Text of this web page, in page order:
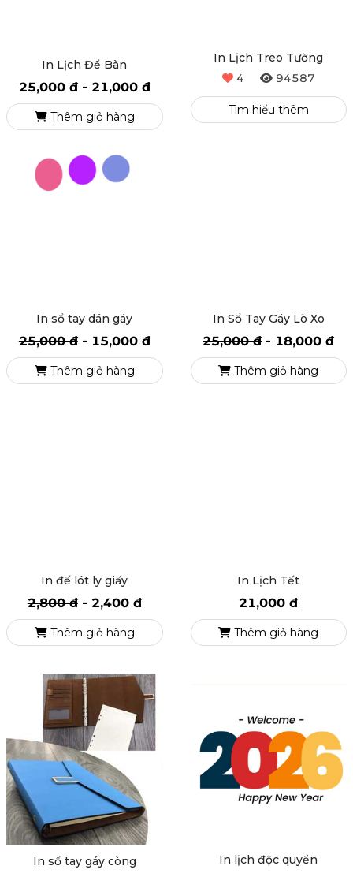
Thêm giỏ hàng
In Lịch Treo Tường
4
94587
Tìm hiểu thêm
In sổ tay dán gáy
25,000 đ -15,000 đ
In Sổ Tay Gáy Lò Xo
25,000 đ -18,000 đ
In đế lót ly giấy
Thêm giỏ hàng
In Lịch Tết